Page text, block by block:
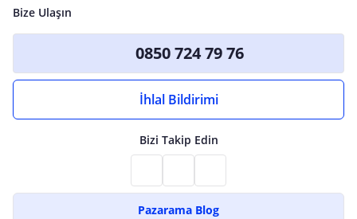
Bize Ulaşın
0850 724 79 76
İhlal Bildirimi
Bizi Takip Edin
Pazarama Blog